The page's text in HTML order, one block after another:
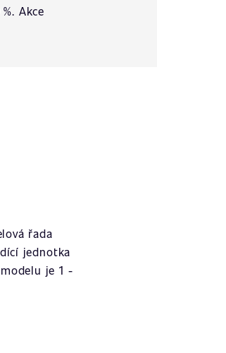
Akce
řada
jednotka
je 1 -